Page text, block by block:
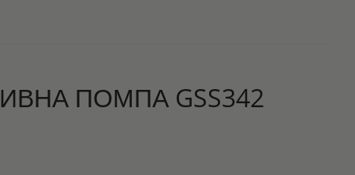
ПОМПА GSS342